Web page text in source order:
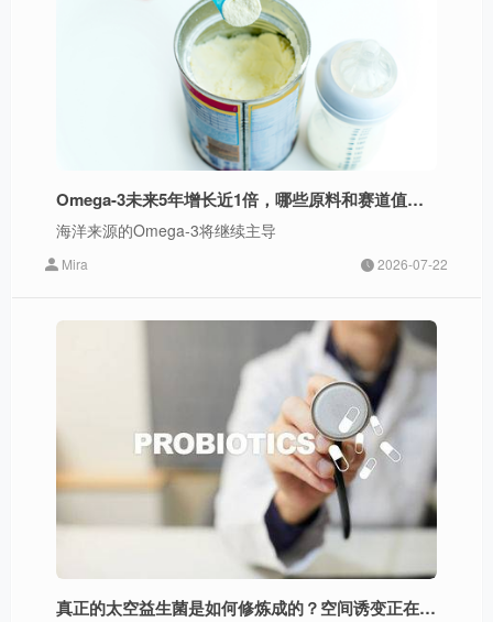
Omega-3未来5年增长近1倍，哪些原料和赛道值得关注？
海洋来源的Omega-3将继续主导
Mira 2026-07-22
真正的太空益生菌是如何修炼成的？空间诱变正在重塑益生菌赛道